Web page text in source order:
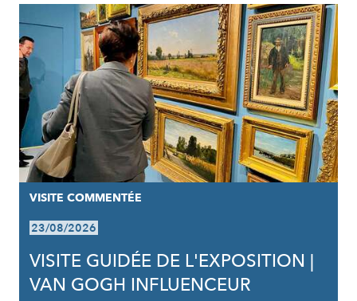
VISITE COMMENTÉE
23/08/2026
VISITE GUIDÉE DE L'EXPOSITION |
VAN GOGH INFLUENCEUR